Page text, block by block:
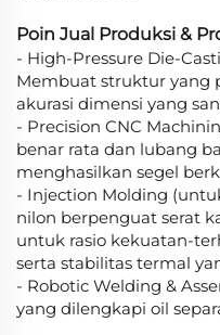
Poin Jual Produksi &
- High-Pressure Die-
Membuat struktur yang
akurasi dimensi yang
- Precision CNC
benar rata dan lubang
menghasilkan segel
- Injection Molding
nilon berpenguat serat
untuk rasio kekuatan-
serta stabilitas termal
- Robotic Welding &
yang dilengkapi oil